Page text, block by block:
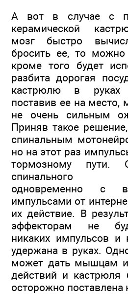
А вот в случае с
керамической
мозг быстро
бросить ее, то можно
кроме того будет
разбита дорогая
кастрюлю в руках
поставив ее на место,
не очень сильным
Приняв такое
спинальным
но на этот раз
тормозному пути.
спинального
одновременно с
импульсами от
их действие. В
эффекторам не
никаких импульсов и
удержана в руках.
может дать мышцам
действий и кастрюля
осторожно поставлена